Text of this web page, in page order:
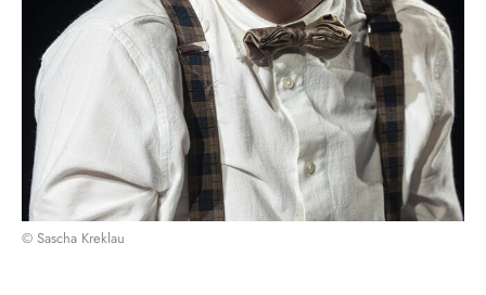
© Sascha Kreklau